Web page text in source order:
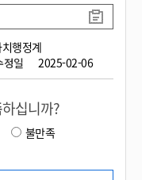
행정계
정일 2025-02-06
하십니까?
불만족